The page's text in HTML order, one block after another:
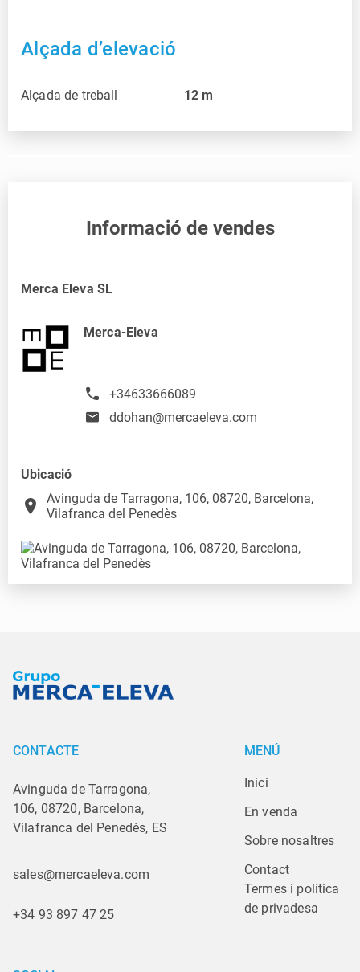
Alçada d’elevació
Alçada de treball 12 m
Informació de vendes
Merca Eleva SL
Merca-Eleva
+34633666089
ddohan@mercaeleva.com
Ubicació
place
Avinguda de Tarragona, 106, 08720, Barcelona,
Vilafranca del Penedès
CONTACTE
Avinguda de Tarragona,
106, 08720, Barcelona,
Vilafranca del Penedès, ES
sales@mercaeleva.com
+34 93 897 47 25
MENÚ
Inici
En venda
Sobre nosaltres
Contact
Termes i política
de privadesa